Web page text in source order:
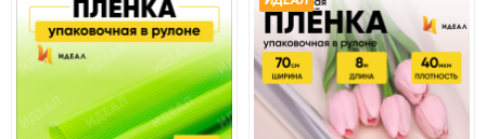
Сертификация Не подлежит сертификации
Особые условия Особых условий не требует
Минимальное количество 1